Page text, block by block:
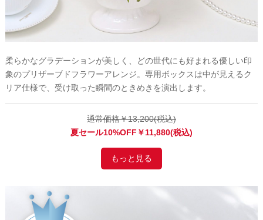
柔らかなグラデーションが美しく、どの世代にも好まれる優しい印
象のプリザーブドフラワーアレンジ。専用ボックスは中が見えるク
リア仕様で、受け取った瞬間のときめきを演出します。
通常価格￥13,200(税込)
夏セール10%OFF￥11,880(税込)
もっと見る